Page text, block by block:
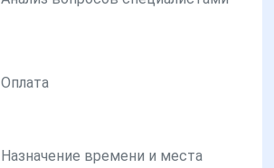
Оплата
Назначение времени и места